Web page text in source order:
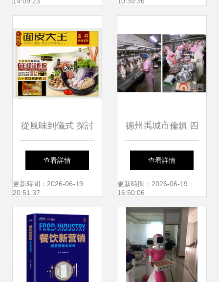
現代餐飲業經營管
理導論》
從風味到儀式 探討
搟面皮連鎖與婚慶
禮儀店的共通魅力
查看詳情
更新時間：2026-06-19
20:51:37
德州禹城市倫鎮 四
項強化舉措守護“舌
尖上的安全”，餐飲
管理成效顯著
查看詳情
更新時間：2026-06-19
16:50:06